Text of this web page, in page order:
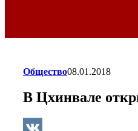
Общество08.01.2018
В Цхинвале